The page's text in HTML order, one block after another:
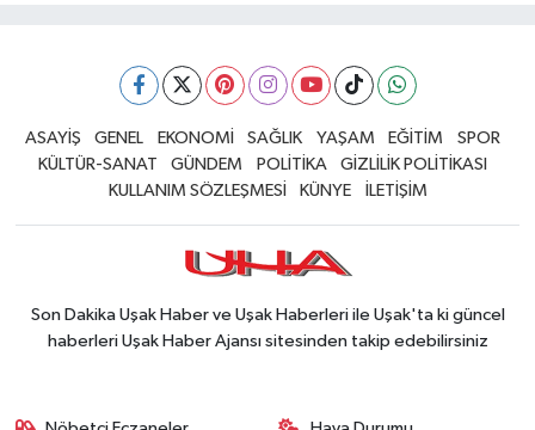
ASAYİŞ GENEL EKONOMİ SAĞLIK YAŞAM EĞİTİM
SPOR
KÜLTÜR-SANAT
GÜNDEM POLİTİKA
GİZLİLİK POLİTİKASI
KULLANIM SÖZLEŞMESİ
KÜNYE İLETİŞİM
Son Dakika Uşak Haber ve Uşak Haberleri ile Uşak'ta ki güncel
haberleri Uşak Haber Ajansı sitesinden takip edebilirsiniz